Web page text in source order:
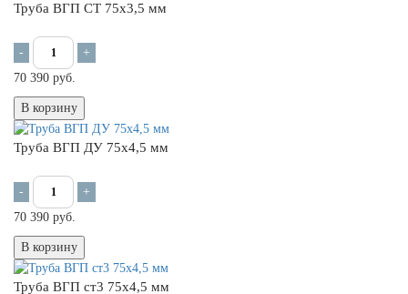
Труба ВГП СТ 75х3,5 мм
-
+
70 390 руб.
В корзину
Труба ВГП ДУ 75х4,5 мм
-
+
70 390 руб.
В корзину
Труба ВГП ст3 75х4,5 мм